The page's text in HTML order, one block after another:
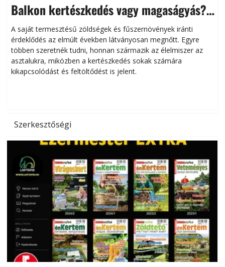
Balkon kertészkedés vagy magaságyás?
Helytakarékos kertészkedés
A saját termesztésű zöldségek és fűszernövények iránti
érdeklődés az elmúlt években látványosan megnőtt. Egyre
többen szeretnék tudni, honnan származik az élelmiszer az
asztalukra, miközben a kertészkedés sokak számára
kikapcsolódást és feltöltődést is jelent.
Szerkesztőségi